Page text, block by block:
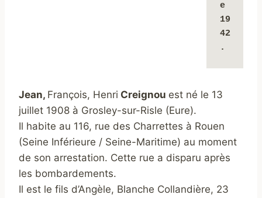
e
19
42
.
Jean, François, Henri Creignou est né le 13
juillet 1908 à Grosley-sur-Risle (Eure).
Il habite au 116, rue des Charrettes à Rouen
(Seine Inférieure / Seine-Maritime) au moment
de son arrestation. Cette rue a disparu après
les bombardements.
Il est le fils d’Angèle, Blanche Collandière, 23